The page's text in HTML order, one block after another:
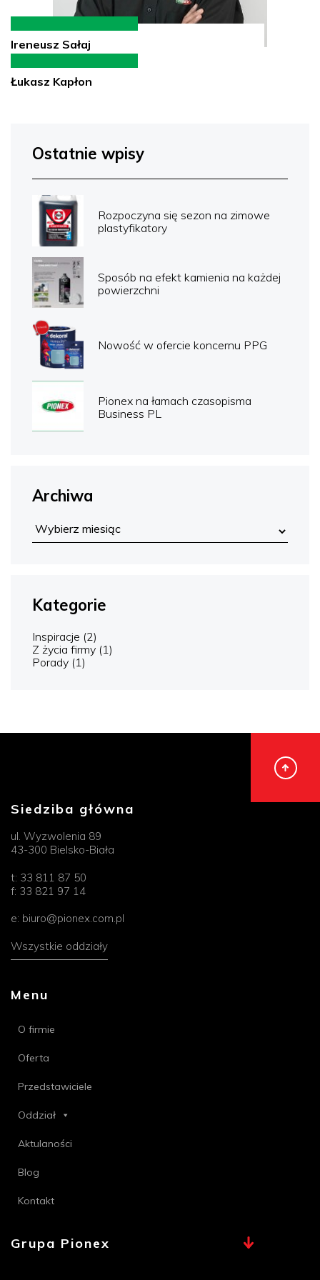
Ireneusz Sałaj
Łukasz Kapłon
Ostatnie wpisy
Rozpoczyna się sezon na zimowe
plastyfikatory
Sposób na efekt kamienia na każdej
powierzchni
Nowość w ofercie koncernu PPG
Pionex na łamach czasopisma
Business PL
Archiwa
Kategorie
Inspiracje (2)
Z życia firmy (1)
Porady (1)
Siedziba główna
ul. Wyzwolenia 89
43-300 Bielsko-Biała
t: 33 811 87 50
f: 33 821 97 14
e: biuro@pionex.com.pl
Wszystkie oddziały
Menu
O firmie
Oferta
Przedstawiciele
Oddział
Aktulaności
Blog
Kontakt
Grupa Pionex